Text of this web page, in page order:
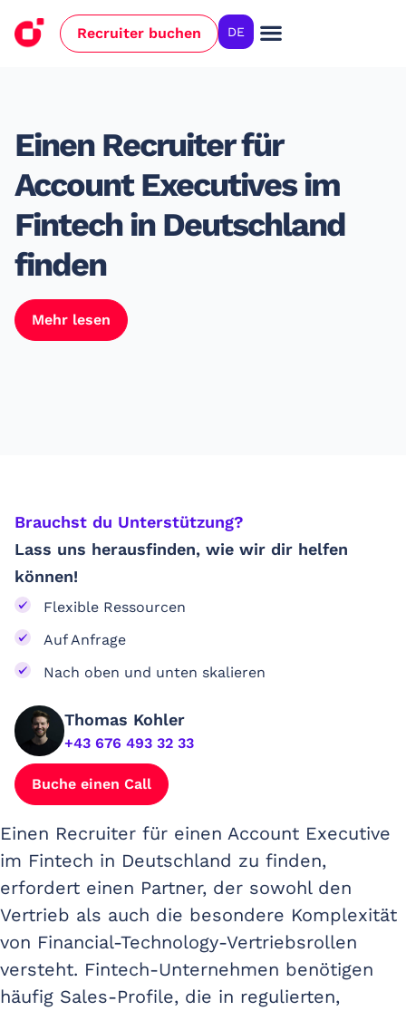
DE
Recruiter buchen
Einen Recruiter für
Account Executives im
Fintech in Deutschland
finden
Mehr lesen
Brauchst du Unterstützung? ​
Lass uns herausfinden, wie wir dir helfen
können!
Flexible Ressourcen
Auf Anfrage
Nach oben und unten skalieren
Thomas Kohler
+43 676 493 32 33
Buche einen Call
Einen Recruiter für einen Account Executive
im Fintech in Deutschland zu finden,
erfordert einen Partner, der sowohl den
Vertrieb als auch die besondere Komplexität
von Financial-Technology-Vertriebsrollen
versteht. Fintech-Unternehmen benötigen
häufig Sales-Profile, die in regulierten,